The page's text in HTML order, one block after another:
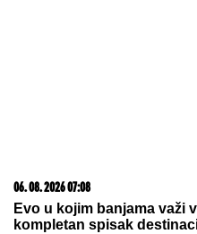
06. 08. 2026 07:08
Evo u kojim banjama važi
kompletan spisak